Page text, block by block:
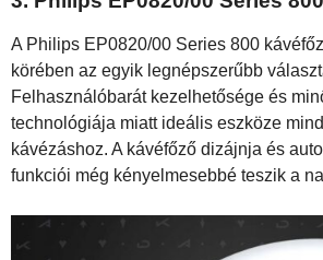
A Philips EP0820/00 Series 800
körében az egyik legnépszerűbb
Felhasználóbarát kezelhetősége és
technológiája miatt ideális eszköze
kávézáshoz. A kávéfőző dizájnja és
funkciói még kényelmesebbé teszik a